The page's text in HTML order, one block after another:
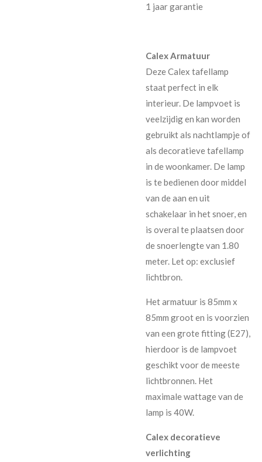
1 jaar garantie
Calex Armatuur
Deze Calex tafellamp
staat perfect in elk
interieur. De lampvoet is
veelzijdig en kan worden
gebruikt als nachtlampje of
als decoratieve tafellamp
in de woonkamer. De lamp
is te bedienen door middel
van de aan en uit
schakelaar in het snoer, en
is overal te plaatsen door
de snoerlengte van 1.80
meter. Let op: exclusief
lichtbron.
Het armatuur is 85mm x
85mm groot en is voorzien
van een grote fitting (E27),
hierdoor is de lampvoet
geschikt voor de meeste
lichtbronnen. Het
maximale wattage van de
lamp is 40W.
Calex decoratieve
verlichting